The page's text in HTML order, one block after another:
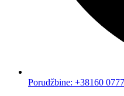
Porudžbine: +38160